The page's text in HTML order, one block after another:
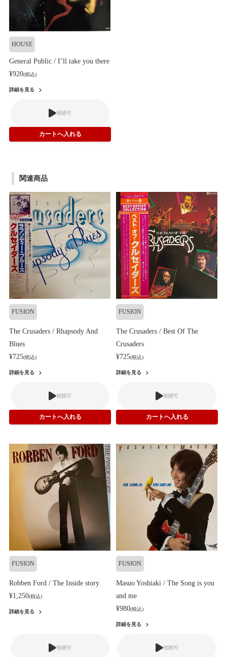
HOUSE
General Public / I’ll take you there
¥920(税込)
詳細を見る
視聴可
関連商品
FUSION
The Crusaders / Rhapsody And
Blues
¥725(税込)
詳細を見る
視聴可
FUSION
The Crusaders / Best Of The
Crusaders
¥725(税込)
詳細を見る
視聴可
FUSION
Robben Ford / The Inside story
¥1,250(税込)
詳細を見る
視聴可
FUSION
Masuo Yoshiaki / The Song is you
and me
¥980(税込)
詳細を見る
視聴可